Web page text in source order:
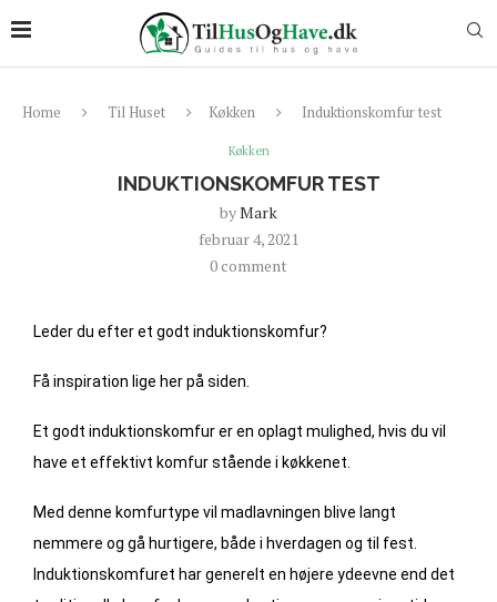
Home Til Huset Køkken Induktionskomfur test
Køkken
INDUKTIONSKOMFUR TEST
byMark
februar 4, 2021
0 comment
Leder du efter et godt induktionskomfur?
Få inspiration lige her på siden.
Et godt induktionskomfur er en oplagt mulighed, hvis du vil
have et effektivt komfur stående i køkkenet.
Med denne komfurtype vil madlavningen blive langt
nemmere og gå hurtigere, både i hverdagen og til fest.
Induktionskomfuret har generelt en højere ydeevne end det